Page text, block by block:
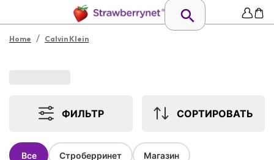
Home / Calvin Klein
ФИЛЬТР СОРТИРОВАТЬ
Все Строберринет Магазин